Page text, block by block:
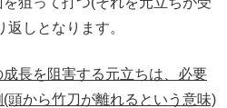
しとなります。
長を阻害する元立ちは、必要
頭から竹刀が離れるという意味)